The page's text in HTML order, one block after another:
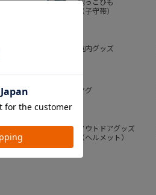
抱っこひも
（子守帯）
室内グッズ
マグ
アウトドアグッズ
（ヘルメット）